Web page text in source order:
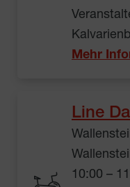
Mehr
Line
10:00 –